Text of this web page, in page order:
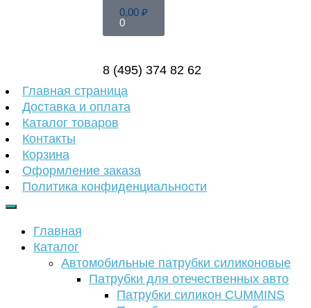
0,00 ₽
0
8 (495) 374 82 62
Главная страница
Доставка и оплата
Каталог товаров
Контакты
Корзина
Оформление заказа
Политика конфиденциальности
Главная
Каталог
Автомобильные патрубки силиконовые
Патрубки для отечественных авто
Патрубки силикон CUMMINS